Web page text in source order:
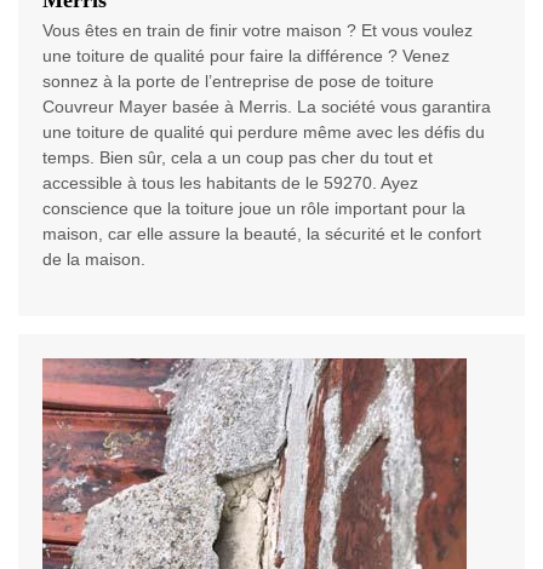
Vous êtes en train de finir votre maison ? Et vous voulez
une toiture de qualité pour faire la différence ? Venez
sonnez à la porte de l’entreprise de pose de toiture
Couvreur Mayer basée à Merris. La société vous garantira
une toiture de qualité qui perdure même avec les défis du
temps. Bien sûr, cela a un coup pas cher du tout et
accessible à tous les habitants de le 59270. Ayez
conscience que la toiture joue un rôle important pour la
maison, car elle assure la beauté, la sécurité et le confort
de la maison.